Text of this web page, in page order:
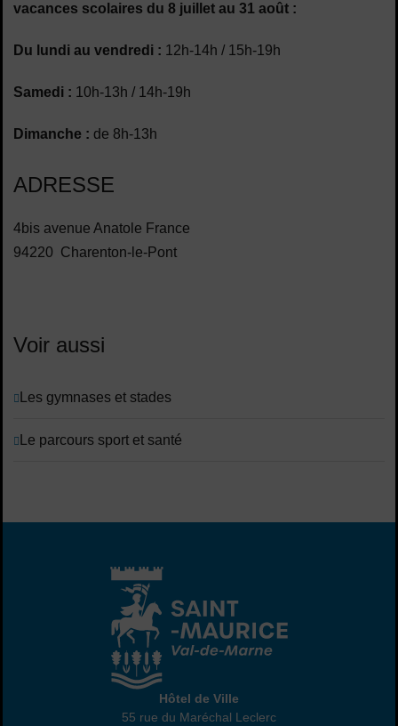
vacances scolaires du 8 juillet au 31 août :
Du lundi au vendredi : 12h-14h / 15h-19h
Samedi : 10h-13h / 14h-19h
Dimanche : de 8h-13h
ADRESSE
4bis avenue Anatole France
94220 Charenton-le-Pont
Voir aussi
Les gymnases et stades
Le parcours sport et santé
Hôtel de Ville
Hôtel de Ville
55 rue du Maréchal Leclerc